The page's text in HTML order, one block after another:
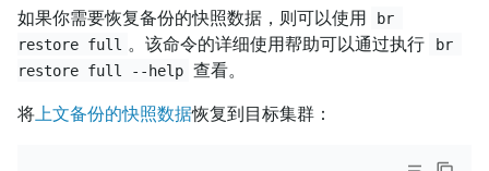
如果你需要恢复备份的快照数据，则可以使用
br
restore full
。该命令的详细使用帮助可以通过执行
br
restore full --help 查看。
将 上文备份的快照数据恢复到目标集群：